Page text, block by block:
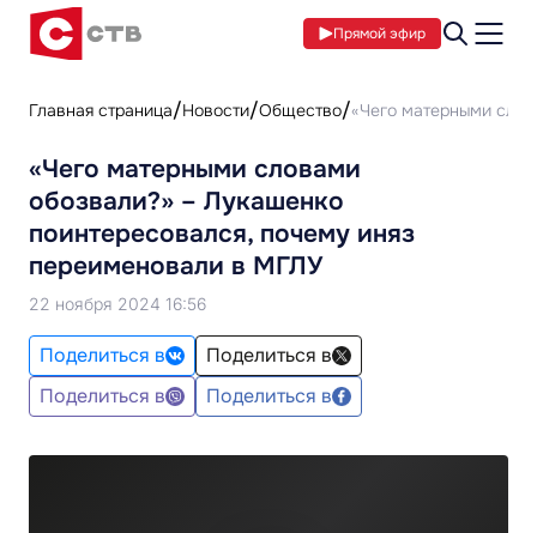
Прямой эфир
Главная страница Новости Общество «Чего матерными
«Чего матерными словами
обозвали?» – Лукашенко
поинтересовался, почему иняз
переименовали в МГЛУ
22 ноября 2024 16:56
Поделиться в
Поделиться в
Поделиться в
Поделиться в